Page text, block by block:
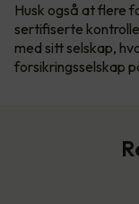
Husk også at flere
sertifiserte
med sitt selskap,
forsikringsselskap